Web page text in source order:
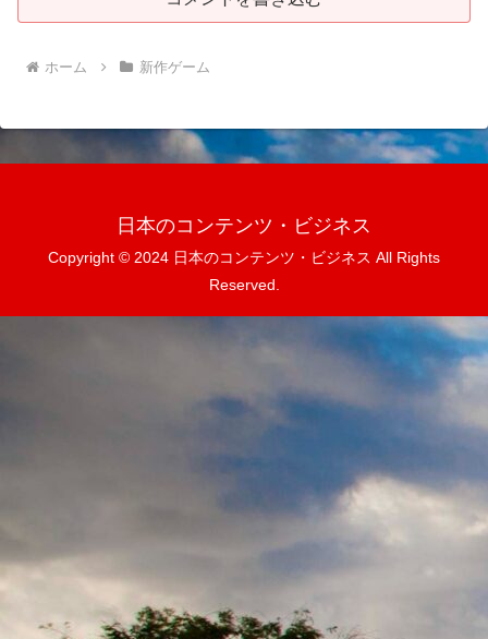
ホーム 新作ゲーム
日本のコンテンツ・ビジネス
Copyright © 2024 日本のコンテンツ・ビジネス All Rights
Reserved.